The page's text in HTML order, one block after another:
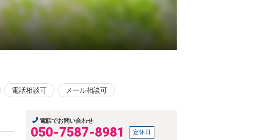
電話相談可 メール相談可
電話でお問い合わせ
050-7587-8981 定休日